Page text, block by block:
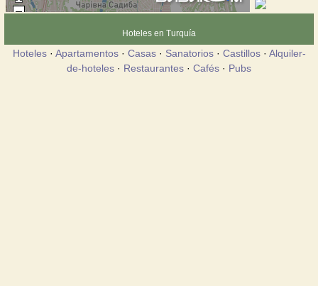
Hoteles en Turquía
Hoteles· Apartamentos· Casas· Sanatorios· Castillos· Alquiler-
de-hoteles · Restaurantes · Cafés · Pubs